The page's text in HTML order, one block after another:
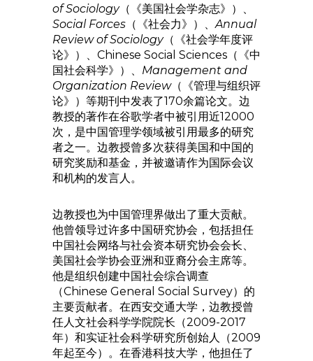
of Sociology（《美国社会学杂志》）、
Social Forces （《社会力》）、Annual
Review of Sociology（《社会学年度评
论》）、Chinese Social Sciences（《中
国社会科学》）、 Management and
Organization Review（《管理与组织评
论》）等期刊中发表了170余篇论文。边
教授的著作在谷歌学者中被引用近12000
次，是中国管理学领域被引用最多的研究
者之一。边教授曾多次获得美国和中国的
研究奖励和基金，并被邀请作为国际会议
和机构的发言人。
边教授也为中国管理界做出了重大贡献。
他曾领导过许多中国研究协会，包括担任
中国社会网络与社会资本研究协会会长、
美国社会学协会亚洲和亚裔分会主席等。
他是组织创建中国社会综合调查
（Chinese General Social Survey）的
主要贡献者。在西安交通大学，边教授曾
任人文社会科学学院院长（2009-2017
年）和实证社会科学研究所创始人（2009
年起至今）。在香港科技大学，他担任了